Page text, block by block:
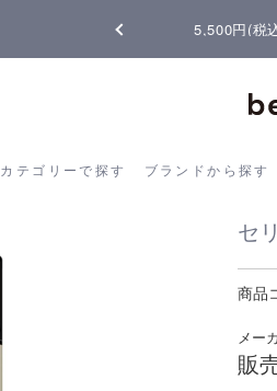
【重要】熊本地
カテゴリーで探す ブランドから探す
カテゴリーから探す ブランドから
セ
商品
メー
販